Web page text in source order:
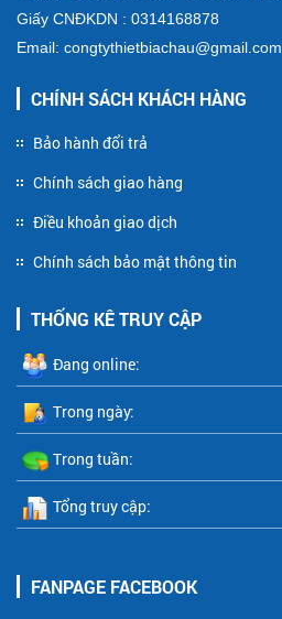
Giấy CNĐKDN : 0314168878
Email: congtythietbiachau@gmail.com
CHÍNH SÁCH KHÁCH HÀNG
Bảo hành đổi trả
Chính sách giao hàng
Điều khoản giao dịch
Chính sách bảo mật thông tin
THỐNG KÊ TRUY CẬP
Đang online:
Trong ngày:
Trong tuần:
Tổng truy cập:
FANPAGE FACEBOOK